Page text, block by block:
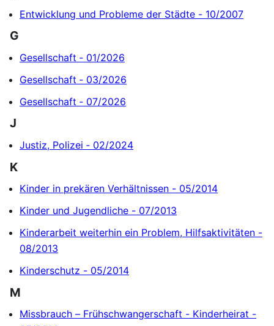
Entwicklung und Probleme der Städte - 10/2007
G
Gesellschaft ‐ 01/2026
Gesellschaft ‐ 03/2026
Gesellschaft ‐ 07/2026
J
Justiz, Polizei ‐ 02/2024
K
Kinder in prekären Verhältnissen - 05/2014
Kinder und Jugendliche - 07/2013
Kinderarbeit weiterhin ein Problem, Hilfsaktivitäten -
08/2013
Kinderschutz - 05/2014
M
Missbrauch – Frühschwangerschaft - Kinderheirat -